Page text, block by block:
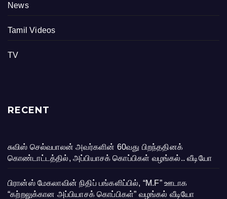
News
Tamil Videos
TV
RECENT
சுவிஸ் செல்வபாலன் அவர்களின் 60வது பிறந்ததினக்
கொண்டாட்டத்தில், அப்பியாசக் கொப்பிகள் வழங்கல்.. வீடியோ
பிரான்ஸ் மேகலாவின் நிதிப் பங்களிப்பில், “M.F” ஊடாக
“கற்றலுக்கான அப்பியாசக் கொப்பிகள்” வழங்கல் வீடியோ